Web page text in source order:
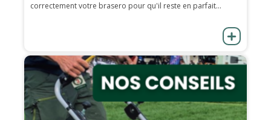
correctement votre brasero pour qu'il reste en parfait...